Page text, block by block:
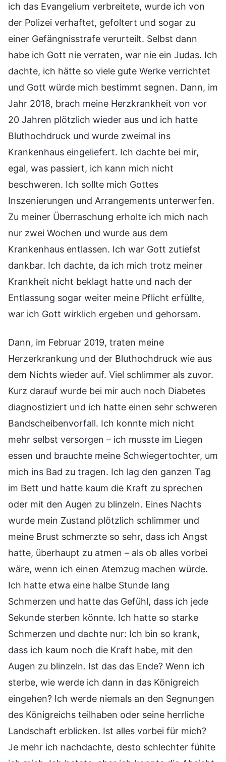
ich das Evangelium verbreitete, wurde ich von
der Polizei verhaftet, gefoltert und sogar zu
einer Gefängnisstrafe verurteilt. Selbst dann
habe ich Gott nie verraten, war nie ein Judas. Ich
dachte, ich hätte so viele gute Werke verrichtet
und Gott würde mich bestimmt segnen. Dann, im
Jahr 2018, brach meine Herzkrankheit von vor
20 Jahren plötzlich wieder aus und ich hatte
Bluthochdruck und wurde zweimal ins
Krankenhaus eingeliefert. Ich dachte bei mir,
egal, was passiert, ich kann mich nicht
beschweren. Ich sollte mich Gottes
Inszenierungen und Arrangements unterwerfen.
Zu meiner Überraschung erholte ich mich nach
nur zwei Wochen und wurde aus dem
Krankenhaus entlassen. Ich war Gott zutiefst
dankbar. Ich dachte, da ich mich trotz meiner
Krankheit nicht beklagt hatte und nach der
Entlassung sogar weiter meine Pflicht erfüllte,
war ich Gott wirklich ergeben und gehorsam.
Dann, im Februar 2019, traten meine
Herzerkrankung und der Bluthochdruck wie aus
dem Nichts wieder auf. Viel schlimmer als zuvor.
Kurz darauf wurde bei mir auch noch Diabetes
diagnostiziert und ich hatte einen sehr schweren
Bandscheibenvorfall. Ich konnte mich nicht
mehr selbst versorgen – ich musste im Liegen
essen und brauchte meine Schwiegertochter, um
mich ins Bad zu tragen. Ich lag den ganzen Tag
im Bett und hatte kaum die Kraft zu sprechen
oder mit den Augen zu blinzeln. Eines Nachts
wurde mein Zustand plötzlich schlimmer und
meine Brust schmerzte so sehr, dass ich Angst
hatte, überhaupt zu atmen – als ob alles vorbei
wäre, wenn ich einen Atemzug machen würde.
Ich hatte etwa eine halbe Stunde lang
Schmerzen und hatte das Gefühl, dass ich jede
Sekunde sterben könnte. Ich hatte so starke
Schmerzen und dachte nur: Ich bin so krank,
dass ich kaum noch die Kraft habe, mit den
Augen zu blinzeln. Ist das das Ende? Wenn ich
sterbe, wie werde ich dann in das Königreich
eingehen? Ich werde niemals an den Segnungen
des Königreichs teilhaben oder seine herrliche
Landschaft erblicken. Ist alles vorbei für mich?
Je mehr ich nachdachte, desto schlechter fühlte